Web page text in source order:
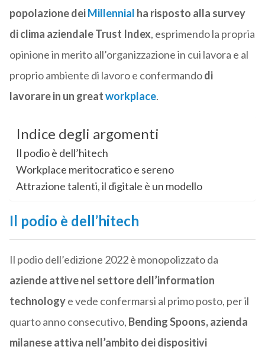
popolazione deiMillennial ha risposto alla survey
di clima aziendale Trust Index, esprimendo la propria
opinione in merito all’organizzazione in cui lavora e al
proprio ambiente di lavoro e confermandodi
lavorare in un greatworkplace.
Indice degli argomenti
Il podio è dell’hitech
Workplace meritocratico e sereno
Attrazione talenti, il digitale è un modello
Il podio è dell’hitech
Il podio dell’edizione 2022 è monopolizzato da
aziende attive nel settore dell’information
technologye vede confermarsi al primo posto, per il
quarto anno consecutivo, Bending Spoons, azienda
milanese attiva nell’ambito dei dispositivi